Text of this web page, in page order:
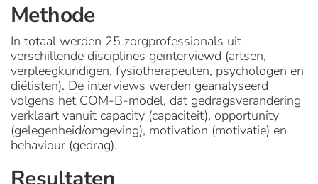
Methode
In totaal werden 25 zorgprofessionals uit
verschillende disciplines geïnterviewd (artsen,
verpleegkundigen, fysiotherapeuten, psychologen en
diëtisten). De interviews werden geanalyseerd
volgens het COM-B-model, dat gedragsverandering
verklaart vanuit capacity (capaciteit), opportunity
(gelegenheid/omgeving), motivation (motivatie) en
behaviour (gedrag).